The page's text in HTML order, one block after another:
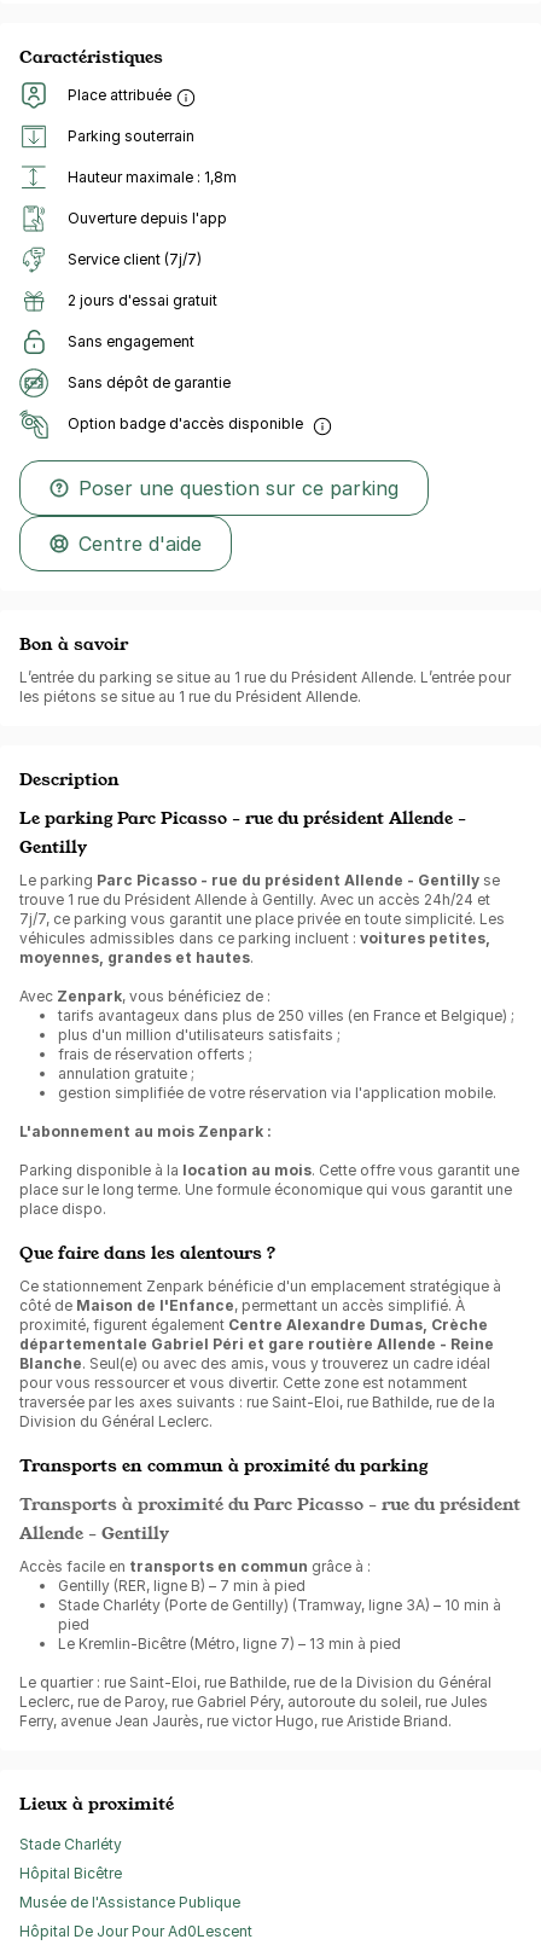
Caractéristiques
Place attribuée
Parking souterrain
Hauteur maximale : 1,8m
Ouverture depuis l'app
Service client (7j/7)
2 jours d'essai gratuit
Sans engagement
Sans dépôt de garantie
Option badge d'accès disponible
Poser une question sur ce parking
Centre d'aide
Bon à savoir
L’entrée du parking se situe au 1 rue du Président Allende. L’entrée pour
les piétons se situe au 1 rue du Président Allende.
Description
Le parking Parc Picasso - rue du président Allende -
Gentilly
Le parking Parc Picasso - rue du président Allende - Gentilly se
trouve 1 rue du Président Allende à Gentilly. Avec un accès 24h/24 et
7j/7, ce parking vous garantit une place privée en toute simplicité. Les
véhicules admissibles dans ce parking incluent : voitures petites,
moyennes, grandes et hautes.
Avec Zenpark, vous bénéficiez de :
tarifs avantageux dans plus de 250 villes (en France et Belgique) ;
plus d'un million d'utilisateurs satisfaits ;
frais de réservation offerts ;
annulation gratuite ;
gestion simplifiée de votre réservation via l'application mobile.
L'abonnement au mois Zenpark :
Parking disponible à la location au mois. Cette offre vous garantit une
place sur le long terme. Une formule économique qui vous garantit une
place dispo.
Que faire dans les alentours ?
Ce stationnement Zenpark bénéficie d'un emplacement stratégique à
côté de Maison de l'Enfance, permettant un accès simplifié. À
proximité, figurent également Centre Alexandre Dumas, Crèche
départementale Gabriel Péri et gare routière Allende - Reine
Blanche. Seul(e) ou avec des amis, vous y trouverez un cadre idéal
pour vous ressourcer et vous divertir. Cette zone est notamment
traversée par les axes suivants : rue Saint-Eloi, rue Bathilde, rue de la
Division du Général Leclerc.
Transports en commun à proximité du parking
Transports à proximité du Parc Picasso - rue du président
Allende - Gentilly
Accès facile en transports en commun grâce à :
Gentilly (RER, ligne B) – 7 min à pied
Stade Charléty (Porte de Gentilly) (Tramway, ligne 3A) – 10 min à
pied
Le Kremlin-Bicêtre (Métro, ligne 7) – 13 min à pied
Le quartier : rue Saint-Eloi, rue Bathilde, rue de la Division du Général
Leclerc, rue de Paroy, rue Gabriel Péry, autoroute du soleil, rue Jules
Ferry, avenue Jean Jaurès, rue victor Hugo, rue Aristide Briand.
Lieux à proximité
Stade Charléty
Hôpital Bicêtre
Musée de l'Assistance Publique
Hôpital De Jour Pour Ad0Lescent